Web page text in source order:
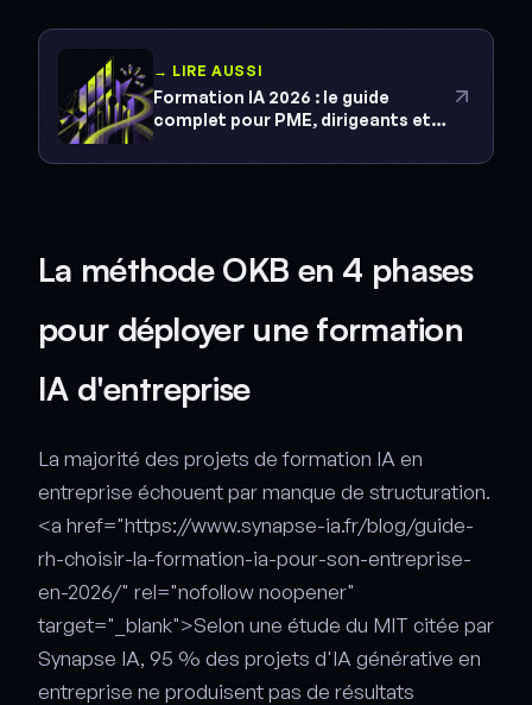
→ LIRE AUSSI
Formation IA 2026 : le guide
complet pour PME, dirigeants et
La méthode OKB en 4 phases
pour déployer une formation
IA d'entreprise
La majorité des projets de formation IA en
entreprise échouent par manque de structuration.
<a href="https://www.synapse-ia.fr/blog/guide-
rh-choisir-la-formation-ia-pour-son-entreprise-
en-2026/" rel="nofollow noopener"
target="_blank">Selon une étude du MIT citée par
Synapse IA, 95 % des projets d'IA générative en
entreprise ne produisent pas de résultats